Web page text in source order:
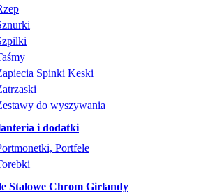
Spinki Keski
do wyszywania
i dodatki
Portfele
Stalowe Chrom Girlandy